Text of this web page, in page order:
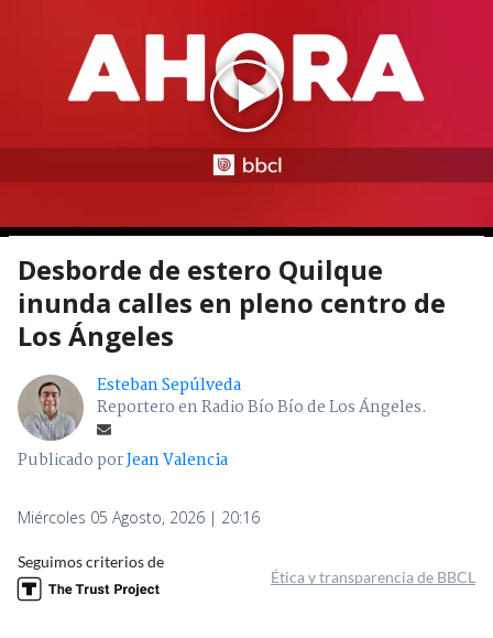
Desborde de estero Quilque
inunda calles en pleno centro de
Los Ángeles
Esteban Sepúlveda
Reportero en Radio Bío Bío de Los Ángeles.
Publicado porJean Valencia
Miércoles 05 Agosto, 2026 | 20:16
Seguimos criterios de
Ética y transparencia de BBCL